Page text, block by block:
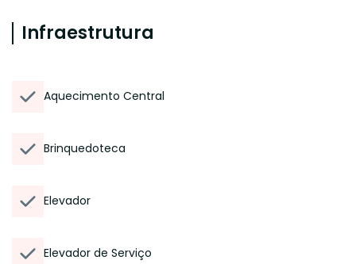
Infraestrutura
Aquecimento Central
Brinquedoteca
Elevador
Elevador de Serviço